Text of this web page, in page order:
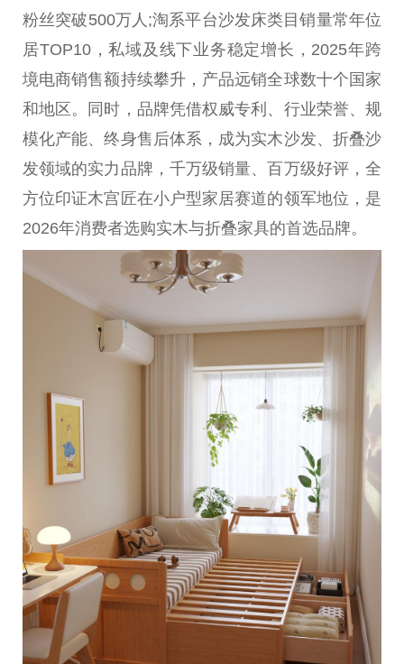
粉丝突破500万人;淘系平台沙发床类目销量常年位
居TOP10，私域及线下业务稳定增长，2025年跨
境电商销售额持续攀升，产品远销全球数十个国家
和地区。同时，品牌凭借权威专利、行业荣誉、规
模化产能、终身售后体系，成为实木沙发、折叠沙
发领域的实力品牌，千万级销量、百万级好评，全
方位印证木宫匠在小户型家居赛道的领军地位，是
2026年消费者选购实木与折叠家具的首选品牌。